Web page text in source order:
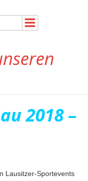
2018 –
Lausitzer-Sportevents